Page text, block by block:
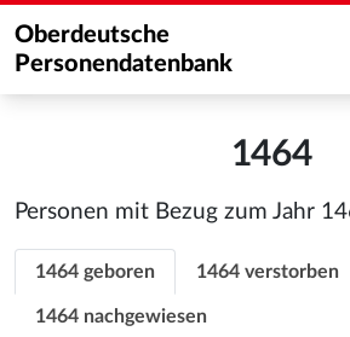
Oberdeutsche
Personendatenbank
1464
Personen mit Bezug zum Jahr
1464 geboren 1464 verstorben
1464 nachgewiesen